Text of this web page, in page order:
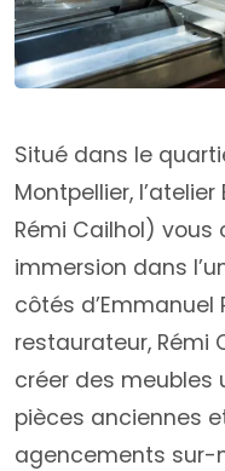
Situé dans le
Montpellier,
Rémi Cailhol) vous
immersion dans
côtés d’Emmanuel
restaurateur, Rémi
créer des meubles
pièces anciennes
agencements sur-